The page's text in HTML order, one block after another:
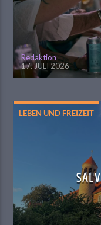
Redaktion
17. JULI 2026
LEBEN UND FREIZEIT